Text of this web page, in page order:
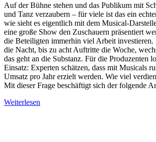
Auf der Bühne stehen und das Publikum mit
und Tanz verzaubern – für viele ist das ein
wie sieht es eigentlich mit dem Musical-
eine große Show den Zuschauern präsentiert
die Beteiligten immerhin viel Arbeit investieren.
die Nacht, bis zu acht Auftritte die Woche,
das geht an die Substanz. Für die Produzenten
Einsatz: Experten schätzen, dass mit Musicals
Umsatz pro Jahr erzielt werden. Wie viel
Mit dieser Frage beschäftigt sich der folgende
Weiterlesen